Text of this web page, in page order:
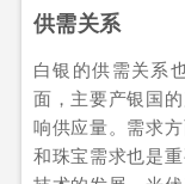
供需关系
白银的供需关系
面，主要产银国
响供应量。需求
和珠宝需求也是